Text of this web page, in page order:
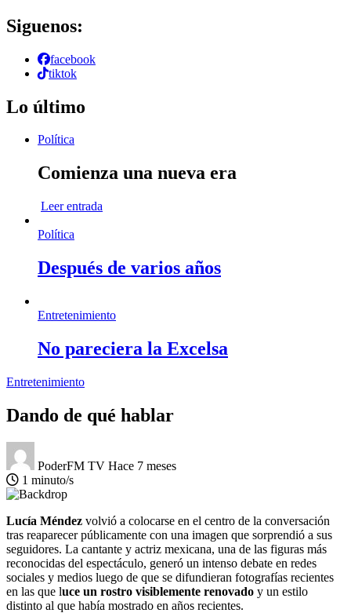
Siguenos:
facebook
tiktok
Lo último
Política
Comienza una nueva era
Leer entrada
Política
Después de varios años
Entretenimiento
No pareciera la Excelsa
Entretenimiento
Dando de qué hablar
PoderFM TV Hace 7 meses
1 minuto/s
Lucía Méndez volvió a colocarse en el centro de la conversación
tras reaparecer públicamente con una imagen que sorprendió a sus
seguidores. La cantante y actriz mexicana, una de las figuras más
reconocidas del espectáculo, generó un intenso debate en redes
sociales y medios luego de que se difundieran fotografías recientes
en las que luce un rostro visiblemente renovado y un estilo
distinto al que había mostrado en años recientes.